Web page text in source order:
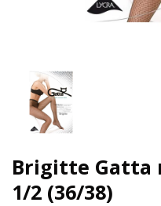
Brigitte Gatta
1/2 (36/38)